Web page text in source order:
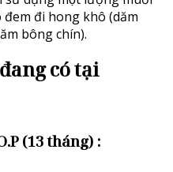
đi hong khô (dăm
bông chín).
có tại
(13 tháng) :